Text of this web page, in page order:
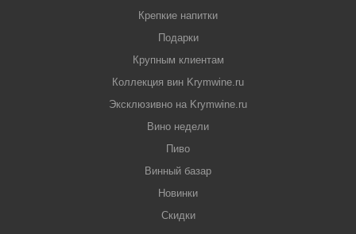
Крепкие напитки
Подарки
Крупным клиентам
Коллекция вин Krymwine.ru
Эксклюзивно на Krymwine.ru
Вино недели
Пиво
Винный базар
Новинки
Скидки